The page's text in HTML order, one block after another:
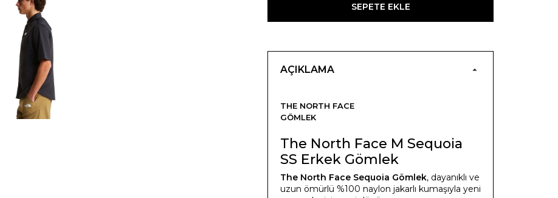
SEPETE EKLE
AÇIKLAMA
THE NORTH FACE
GÖMLEK
The North Face M Sequoia
SS Erkek Gömlek
The North Face Sequoia Gömlek, dayanıklı ve
uzun ömürlü %100 naylon jakarlı kumaşıyla yeni